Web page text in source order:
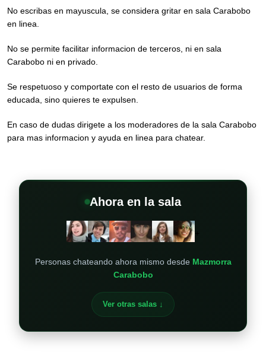
No escribas en mayuscula, se considera gritar en sala Carabobo
en linea.
No se permite facilitar informacion de terceros, ni en sala
Carabobo ni en privado.
Se respetuoso y comportate con el resto de usuarios de forma
educada, sino quieres te expulsen.
En caso de dudas dirigete a los moderadores de la sala Carabobo
para mas informacion y ayuda en linea para chatear.
Ahora en la sala
Personas chateando ahora mismo desde Mazmorra
Carabobo
Ver otras salas ↓